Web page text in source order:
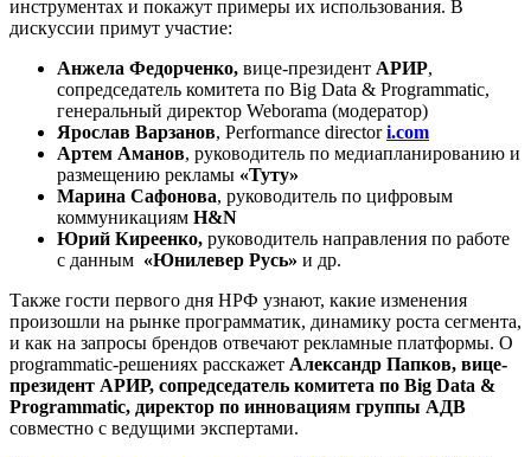
инструментах и покажут примеры их использования. В
дискуссии примут участие:
Анжела Федорченко, вице-президент АРИР,
сопредседатель комитета по Big Data & Programmatic,
генеральный директор Weborama (модератор)
Ярослав Варзанов, Performance directori.com
Артем Аманов, руководитель по медиапланированию и
размещению рекламы «Туту»
Марина Сафонова, руководитель по цифровым
коммуникациям H&N
Юрий Киреенко, руководитель направления по работе
с данным «Юнилевер Русь» и др.
Также гости первого дня НРФ узнают, какие изменения
произошли на рынке программатик, динамику роста сегмента,
и как на запросы брендов отвечают рекламные платформы. О
programmatic-решениях расскажет Александр Папков, вице-
президент АРИР, сопредседатель комитета по Big Data &
Programmatic, директор по инновациям группы АДВ
совместно с ведущими экспертами.